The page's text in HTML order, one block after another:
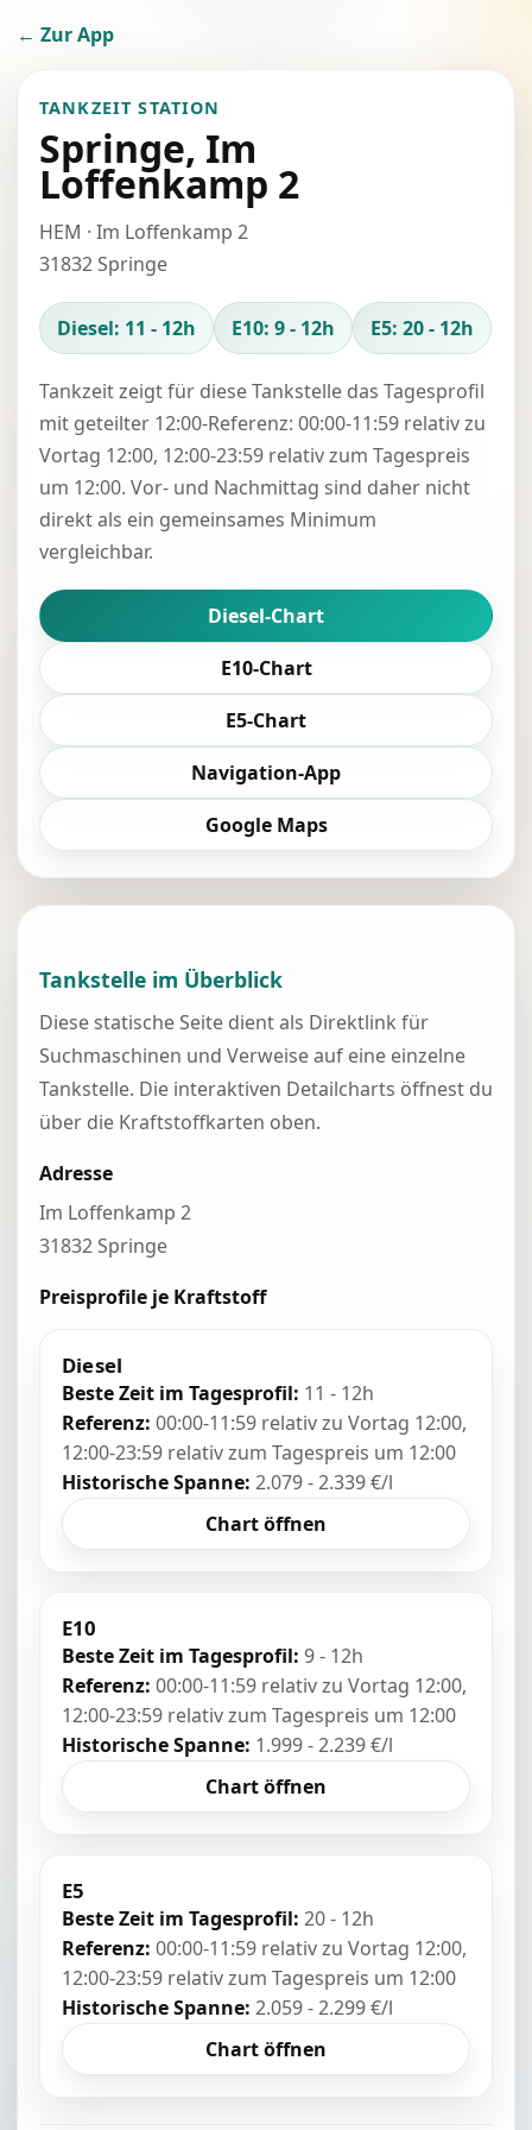
← Zur App
TANKZEIT STATION
Springe, Im
Loffenkamp 2
HEM · Im Loffenkamp 2
31832 Springe
Diesel: 11 - 12h E10: 9 - 12h E5: 20 - 12h
Tankzeit zeigt für diese Tankstelle das Tagesprofil
mit geteilter 12:00-Referenz: 00:00-11:59 relativ zu
Vortag 12:00, 12:00-23:59 relativ zum Tagespreis
um 12:00. Vor- und Nachmittag sind daher nicht
direkt als ein gemeinsames Minimum
vergleichbar.
Diesel-Chart
E10-Chart
E5-Chart
Navigation-App
Google Maps
Tankstelle im Überblick
Diese statische Seite dient als Direktlink für
Suchmaschinen und Verweise auf eine einzelne
Tankstelle. Die interaktiven Detailcharts öffnest du
über die Kraftstoffkarten oben.
Adresse
Im Loffenkamp 2
31832 Springe
Preisprofile je Kraftstoff
Diesel
Beste Zeit im Tagesprofil: 11 - 12h
Referenz: 00:00-11:59 relativ zu Vortag 12:00,
12:00-23:59 relativ zum Tagespreis um 12:00
Historische Spanne: 2.079 - 2.339 €/l
Chart öffnen
E10
Beste Zeit im Tagesprofil: 9 - 12h
Referenz: 00:00-11:59 relativ zu Vortag 12:00,
12:00-23:59 relativ zum Tagespreis um 12:00
Historische Spanne: 1.999 - 2.239 €/l
Chart öffnen
E5
Beste Zeit im Tagesprofil: 20 - 12h
Referenz: 00:00-11:59 relativ zu Vortag 12:00,
12:00-23:59 relativ zum Tagespreis um 12:00
Historische Spanne: 2.059 - 2.299 €/l
Chart öffnen